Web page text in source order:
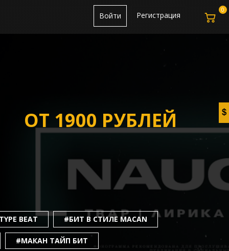
Регистрация
Войти
ОТ 1900 РУБЛЕЙ
BEAT #БИТ В СТИЛЕ MACAN
#МАКАН ТАЙП БИТ
0